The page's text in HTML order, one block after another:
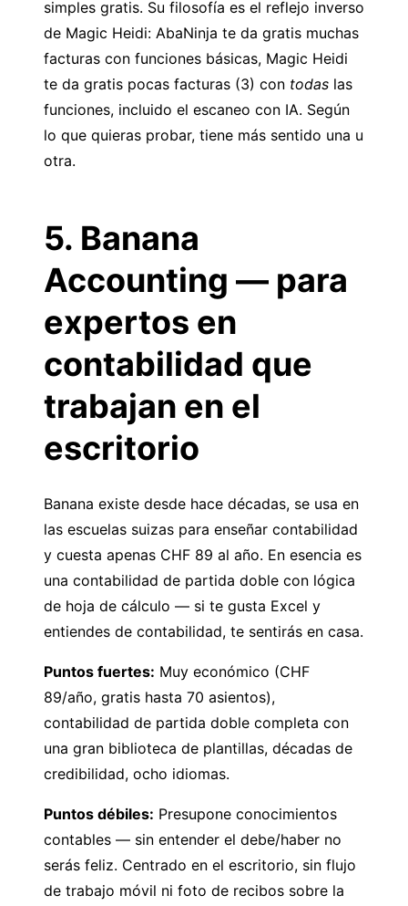
simples gratis. Su filosofía es el reflejo inverso
de Magic Heidi: AbaNinja te da gratis muchas
facturas con funciones básicas, Magic Heidi
te da gratis pocas facturas (3) con todas las
funciones, incluido el escaneo con IA. Según
lo que quieras probar, tiene más sentido una u
otra.
5. Banana
Accounting — para
expertos en
contabilidad que
trabajan en el
escritorio
Banana existe desde hace décadas, se usa en
las escuelas suizas para enseñar contabilidad
y cuesta apenas CHF 89 al año. En esencia es
una contabilidad de partida doble con lógica
de hoja de cálculo — si te gusta Excel y
entiendes de contabilidad, te sentirás en casa.
Puntos fuertes: Muy económico (CHF
89/año, gratis hasta 70 asientos),
contabilidad de partida doble completa con
una gran biblioteca de plantillas, décadas de
credibilidad, ocho idiomas.
Puntos débiles: Presupone conocimientos
contables — sin entender el debe/haber no
serás feliz. Centrado en el escritorio, sin flujo
de trabajo móvil ni foto de recibos sobre la